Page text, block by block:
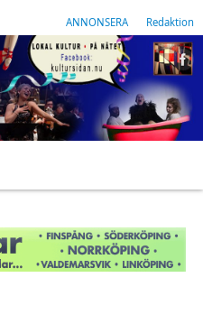
ANNONSERA Redaktion